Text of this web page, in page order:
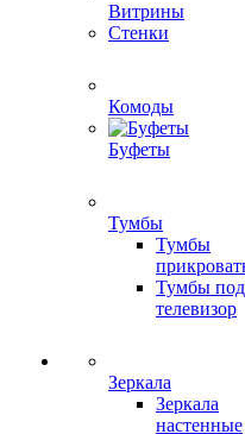
Витрины
Стенки
Комоды
Буфеты
Тумбы
Тумбы
Тумбы под
телевизор
Зеркала
Зеркала
настенные